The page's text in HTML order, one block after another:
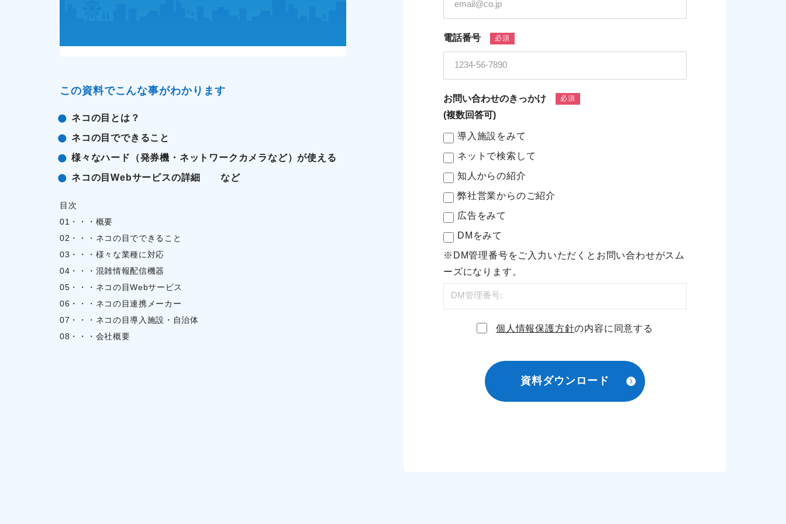
この資料でこんな事がわかります
ネコの目とは？
ネコの目でできること
様々なハード（発券機・ネットワークカメラなど）が使える
ネコの目Webサービスの詳細 など
目次
01・・・概要
02・・・ネコの目でできること
03・・・様々な業種に対応
04・・・混雑情報配信機器
05・・・ネコの目Webサービス
06・・・ネコの目連携メーカー
07・・・ネコの目導入施設・自治体
08・・・会社概要
電話番号 必須
お問い合わせのきっかけ
(複数回答可)
必須
導入施設をみて
ネットで検索して
知人からの紹介
弊社営業からのご紹介
広告をみて
DMをみて
※DM管理番号をご入力いただくとお問い合わせがスム
ーズになります。
個人情報保護方針の内容に同意する
資料ダウ ン ロ ー ド